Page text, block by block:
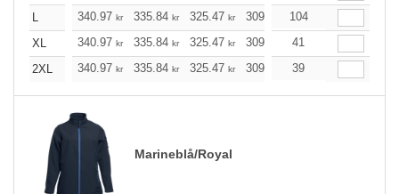
L
340.97 kr 335.84 kr 325.47 kr 309.97 kr 294.47
104
XL
340.97 kr 335.84 kr 325.47 kr 309.97 294.47
41
2XL
340.97 kr 335.84 kr 325.47 kr 309.97 294.47
39
Marineblå/Royal